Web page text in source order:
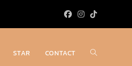
STAR CONTACT Toggle